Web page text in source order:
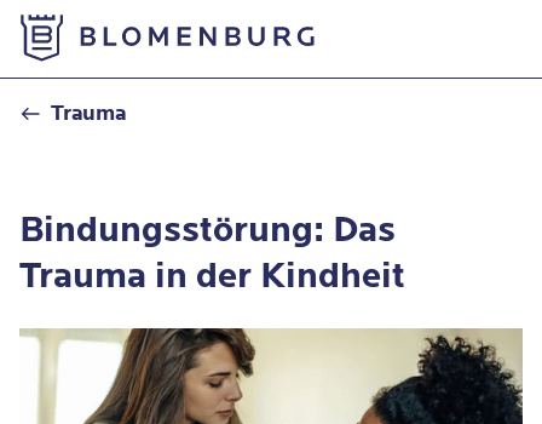
Trauma
Bindungsstörung: Das
Trauma in der Kindheit